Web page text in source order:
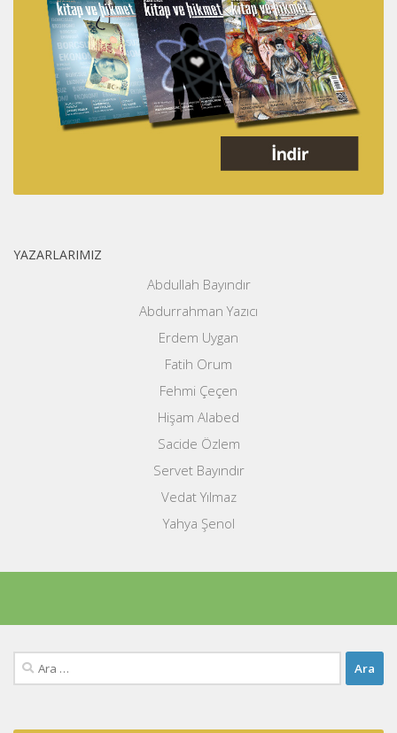
YAZARLARIMIZ
Abdullah Bayındır
Abdurrahman Yazıcı
Erdem Uygan
Fatih Orum
Fehmi Çeçen
Hişam Alabed
Sacide Özlem
Servet Bayındır
Vedat Yılmaz
Yahya Şenol
Arama: